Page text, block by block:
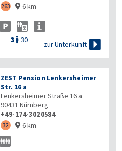
263  6 km
3  30
zur Unterkunft 
ZEST Pension Lenkersheimer
Str. 16 a
Lenkersheimer Straße 16 a
90431 Nürnberg
+49-174-3020584
32  6 km